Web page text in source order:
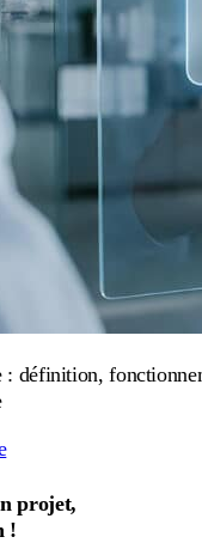
définition,
projet,
!